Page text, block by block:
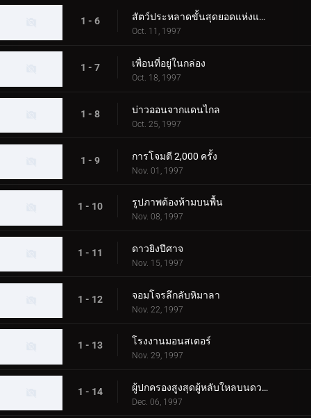
1 - 6 สัตว์ประหลาดขั้นสุดยอดแห่งแผ่นดิน
Oct. 11, 1997
1 - 7 เพื่อนที่อยู่ในกล่อง
Oct. 18, 1997
1 - 8 บ่าวออนจากแดนไกล
Oct. 25, 1997
1 - 9 การโจมตี 2,000 ครั้ง
Nov. 01, 1997
1 - 10 รูปภาพต้องห้ามบนพื้น
Nov. 08, 1997
1 - 11 ดาวยิงปีศาจ
Nov. 15, 1997
1 - 12 จอมโจรลึกลับหิมาลา
Nov. 22, 1997
1 - 13 โรงงานมอนสเตอร์
Nov. 29, 1997
1 - 14 ผู้ปกครองสูงสุดผู้หลับใหลบนดวงจันทร์
Dec. 06, 1997